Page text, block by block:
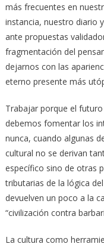
más frecuentes en
instancia, nuestro diario
ante propuestas
fragmentación del
dejarnos con las
eterno presente más
Trabajar porque el
debemos fomentar los
nunca, cuando algunas
cultural no se derivan
específico sino de otras
tributarias de la lógica
devuelven un poco a la
“civilización contra
La cultura como